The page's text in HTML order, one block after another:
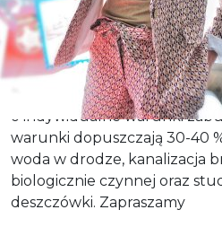
Do sprzedaży kompleks
pod składy i magazyny.
zagospodarowania na
o indywidualne warunki
warunki dopuszczają 30-40
woda w drodze, kanalizacja
biologicznie czynnej oraz
deszczówki. Zapraszamy